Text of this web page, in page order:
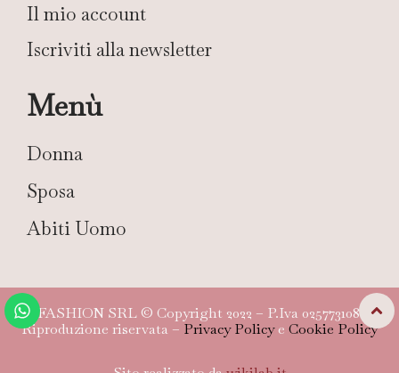
Il mio account
Iscriviti alla newsletter
Menù
Donna
Sposa
Abiti Uomo
TG FASHION SRL © Copyright 2022 – P.Iva 02577310804 –
Riproduzione riservata – Privacy Policye Cookie Policy